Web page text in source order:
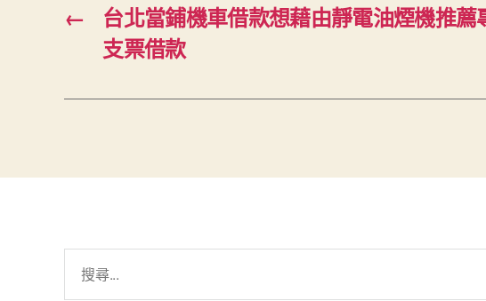
←
台北當鋪機車借款想藉由靜電油煙機推薦
支票借款